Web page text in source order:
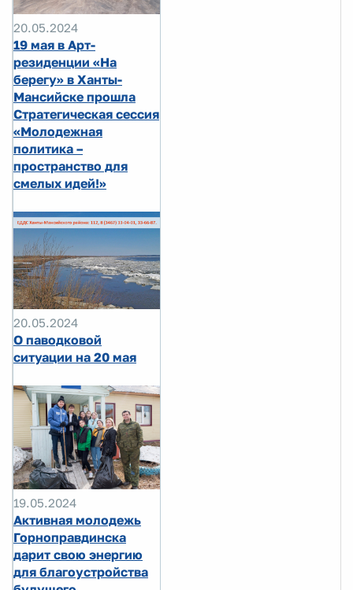
20.05.2024
19 мая в Арт-
резиденции «На
берегу» в Ханты-
Мансийске прошла
Стратегическая сессия
«Молодежная
политика –
пространство для
смелых идей!»
20.05.2024
О паводковой
ситуации на 20 мая
19.05.2024
Активная молодежь
Горноправдинска
дарит свою энергию
для благоустройства